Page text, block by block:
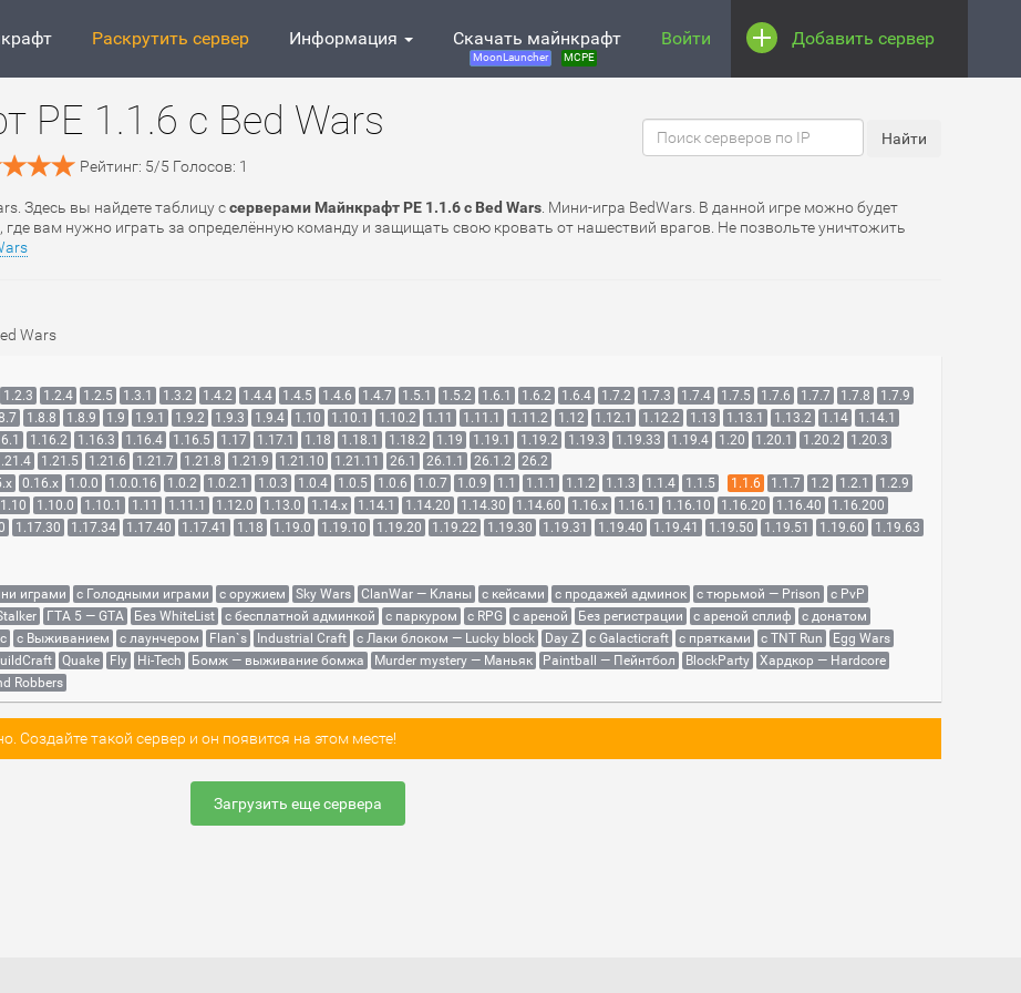
Раскрутить сервер Информация Скачать майнкрафт
MoonLauncher MCPE
Войти Добавить сервер
PE 1.1.6 с Bed Wars
Рейтинг: 5/5 Голосов: 1
Здесь вы найдете таблицу ссерверами Майнкрафт PE 1.1.6 с Bed Wars . Мини-игра BedWars. В данной игре можно будет
вам нужно играть за определённую команду и защищать свою кровать от нашествий врагов. Не позвольте уничтожить
Wars
1.2.3 1.2.4 1.2.5 1.3.1 1.3.2 1.4.2 1.4.4 1.4.5 1.4.6 1.4.7 1.5.1 1.5.2 1.6.1 1.6.2 1.6.4 1.7.2 1.7.3 1.7.4 1.7.5 1.7.6 1.7.7 1.7.8
1.7.9
1.8.8 1.8.9 1.9 1.9.1 1.9.2 1.9.3 1.9.4 1.10 1.10.1 1.10.2 1.11 1.11.1 1.11.2 1.12 1.12.1 1.12.2 1.13 1.13.1 1.13.2 1.14
1.14.1
1.16.2 1.16.3 1.16.4 1.16.5 1.17 1.17.1 1.18 1.18.1 1.18.2 1.19 1.19.1 1.19.2 1.19.3 1.19.33 1.19.4 1.20 1.20.1 1.20.2
1.20.3
1.21.5 1.21.6 1.21.7 1.21.8 1.21.9 1.21.10 1.21.11 26.1 26.1.1 26.1.2 26.2
0.16.x 1.0.0 1.0.0.16 1.0.2 1.0.2.1 1.0.3 1.0.4 1.0.5 1.0.6 1.0.7 1.0.9 1.1 1.1.1 1.1.2 1.1.3 1.1.4 1.1.5 1.1.6 1.1.7 1.2 1.2.1
1.2.9
1.10 1.10.0 1.10.1 1.11 1.11.1 1.12.0 1.13.0 1.14.x 1.14.1 1.14.20 1.14.30 1.14.60 1.16.x 1.16.1 1.16.10 1.16.20 1.16.40
1.16.200
1.17.30 1.17.34 1.17.40 1.17.41 1.18 1.19.0 1.19.10 1.19.20 1.19.22 1.19.30 1.19.31 1.19.40 1.19.41 1.19.50 1.19.51 1.19.60
1.19.63
играми с Голодными играми с оружием Sky Wars ClanWar — Кланы с кейсами с продажей админок с тюрьмой — Prison
с PvP
ГТА 5 — GTA Без WhiteList с бесплатной админкой с паркуром с RPG с ареной Без регистрации с ареной сплиф
с донатом
с Выживанием с лаунчером Flan`s Industrial Craft с Лаки блоком — Lucky block Day Z с Galacticraft с прятками с TNT Run
Egg Wars
Quake Fly Hi-Tech Бомж — выживание бомжа Murder mystery — Маньяк Paintball — Пейнтбол BlockParty
Хардкор — Hardcore
Robbers
такой сервер и он появится на этом месте!
Загрузить еще сервера